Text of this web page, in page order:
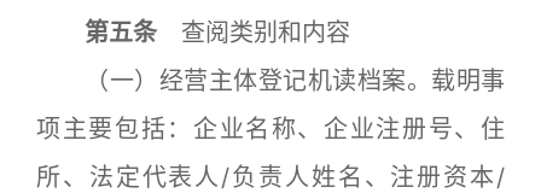
第五条 查阅类别和内容
（一）经营主体登记机读档案。载明事
项主要包括：企业名称、企业注册号、住
所、法定代表人/负责人姓名、注册资本/